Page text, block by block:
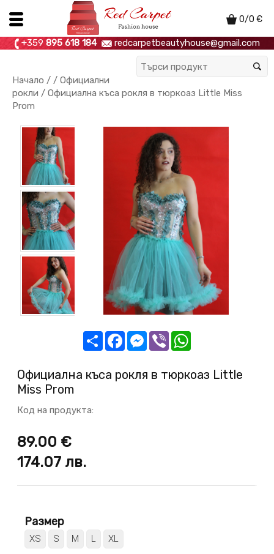
0/0 €
+359 895 618 184 redcarpetbeautyhouse@gmail.com
Начало / / Официални
рокли / Официална къса рокля в тюркоаз Little Miss
Prom
ShareFacebookMessenger
Viber
Официална къса рокля в тюркоаз Little
Miss Prom
Код на продукта:
89.00 €
174.07 лв.
Размер
XS S M L XL